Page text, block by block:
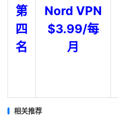
第
四
名
Nord VPN
$3.99/每
月
相关推荐